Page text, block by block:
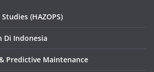
(HAZOPS)
Di Indonesia
Predictive Maintenance